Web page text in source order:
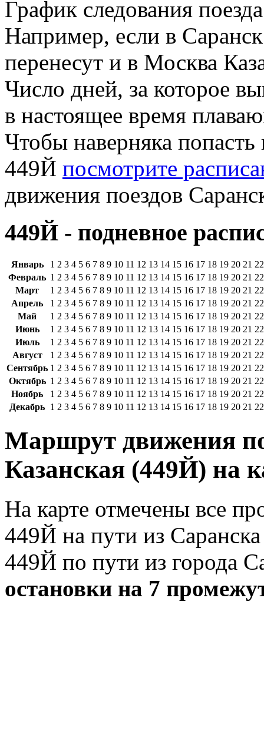
График следования
Например, если в
перенесут и в Москва
Число дней, за которое
в настоящее время
Чтобы наверняка
449Й посмотрите
движения поездов
449Й - подневное
Январь 1 2 3 4 5 6 7 8 9 10 11 12 13 14 15 16 17 18 19 20 21 22
Февраль 1 2 3 4 5 6 7 8 9 10 11 12 13 14 15 16 17 18 19 20 21 22
Март
1 2 3 4 5 6 7 8 9 10 11 12 13 14 15 16 17 18 19 20 21 22
Апрель
1 2 3 4 5 6 7 8 9 10 11 12 13 14 15 16 17 18 19 20 21 22
Май
1 2 3 4 5 6 7 8 9 10 11 12 13 14 15 16 17 18 19 20 21 22
Июнь
1 2 3 4 5 6 7 8 9 10 11 12 13 14 15 16 17 18 19 20 21 22
Июль
1 2 3 4 5 6 7 8 9 10 11 12 13 14 15 16 17 18 19 20 21 22
Август
1 2 3 4 5 6 7 8 9 10 11 12 13 14 15 16 17 18 19 20 21 22
Сентябрь 1 2 3 4 5 6 7 8 9 10 11 12 13 14 15 16 17 18 19 20 21 22
Октябрь 1 2 3 4 5 6 7 8 9 10 11 12 13 14 15 16 17 18 19 20 21 22
Ноябрь
1 2 3 4 5 6 7 8 9 10 11 12 13 14 15 16 17 18 19 20 21 22
Декабрь 1 2 3 4 5 6 7 8 9 10 11 12 13 14 15 16 17 18 19 20 21 22
Маршрут движения
Казанская (449Й) на
На карте отмечены все
449Й на пути из
449Й по пути из города
остановки на 7